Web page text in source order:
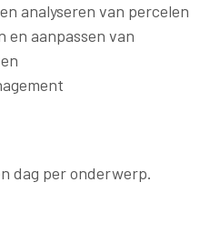
analyseren van percelen
en aanpassen van
dag per onderwerp.